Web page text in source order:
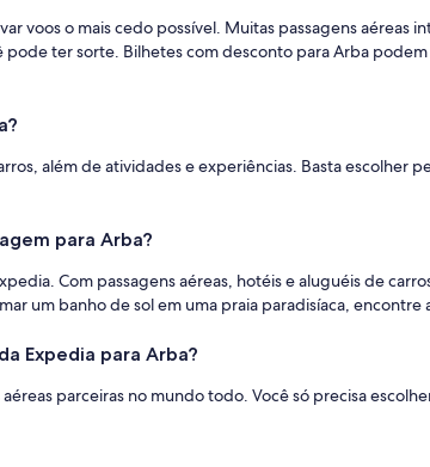
voos o mais cedo possível. Muitas passagens aéreas
ter sorte. Bilhetes com desconto para Arba
além de atividades e experiências. Basta escolher
para Arba?
Com passagens aéreas, hotéis e aluguéis de
um banho de sol em uma praia paradisíaca,
Expedia para Arba?
parceiras no mundo todo. Você só precisa